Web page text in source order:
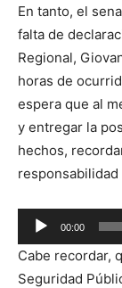
audio
En tanto, el
falta de
Regional,
horas de
espera que al
y entregar la
hechos,
Reproductor
de
audio
00:00
Cabe recordar,
Seguridad